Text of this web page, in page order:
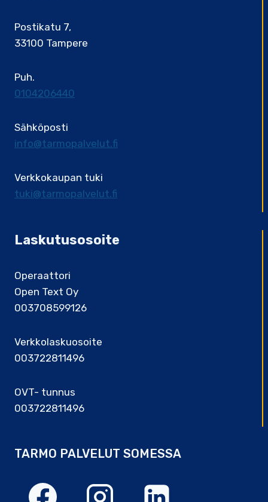
Postikatu 7,
33100 Tampere
Puh.
0104206440
Sähköposti
info@tarmopalvelut.fi
Verkkokaupan tuki
tuki@tarmopalvelut.fi
Laskutusosoite
Operaattori
Open Text Oy
003708599126
Verkkolaskuosoite
003722811496
OVT- tunnus
003722811496
TARMO PALVELUT SOMESSA